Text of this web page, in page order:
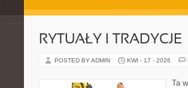
RYTUAŁY I TRADYCJE
POSTED BY ADMIN KWI - 17 - 2026
Ta